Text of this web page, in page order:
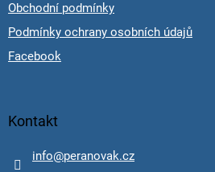
Obchodní podmínky
Podmínky ochrany osobních údajů
Facebook
Kontakt
info@peranovak.cz